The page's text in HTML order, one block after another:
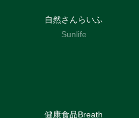
自然さんらいふ
Sunlife
健康食品Breath